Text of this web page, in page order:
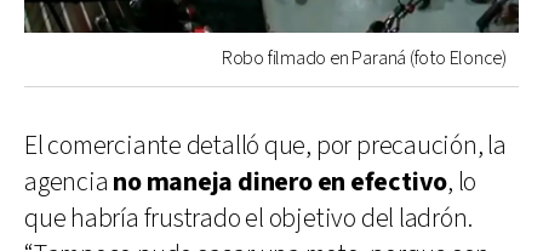
Robo filmado en Paraná (foto Elonce)
El comerciante detalló que, por precaución, la
agencia no maneja dinero en efectivo, lo
que habría frustrado el objetivo del ladrón.